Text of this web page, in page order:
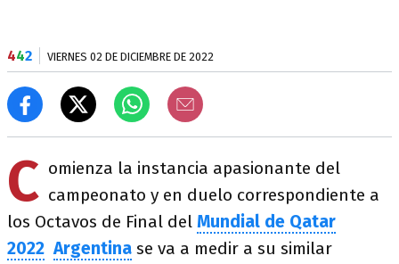
442 VIERNES 02 DE DICIEMBRE DE 2022
C omienza la instancia apasionante del
campeonato y en duelo correspondiente a
los Octavos de Final del Mundial de Qatar
2022 Argentina se va a medir a su similar